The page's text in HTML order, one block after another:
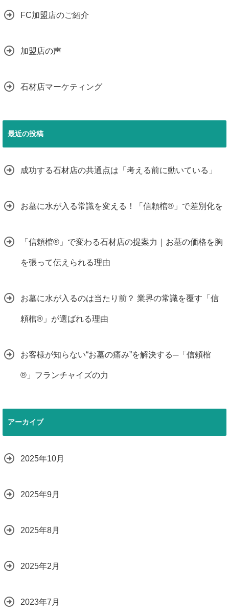
FC加盟店のご紹介
加盟店の声
石材店マーケティング
最近の投稿
成功する石材店の共通点は「考える前に動いている」
お墓に水が入る常識を変える！「信頼棺®」で差別化を
「信頼棺®」で変わる石材店の提案力｜お墓の価格を胸
を張って伝えられる理由
お墓に水が入るのは当たり前？ 業界の常識を覆す「信
頼棺®」が選ばれる理由
お客様が知らない“お墓の痛み”を解決する─「信頼棺
®」フランチャイズの力
アーカイブ
2025年10月
2025年9月
2025年8月
2025年2月
2023年7月